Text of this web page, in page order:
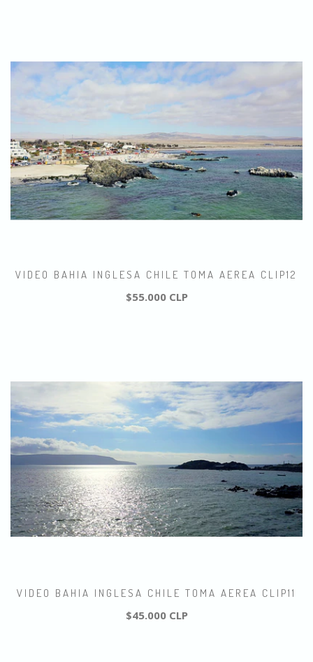
VIDEO BAHIA INGLESA CHILE TOMA AEREA CLIP12
$55.000 CLP
VIDEO BAHIA INGLESA CHILE TOMA AEREA CLIP11
$45.000 CLP